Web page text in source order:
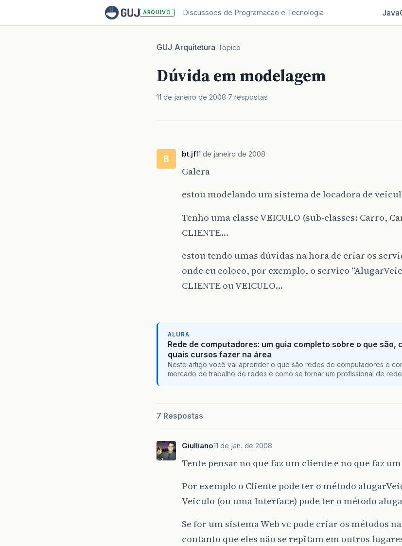
ARQUIVO Discussoes de Programacao e Tecnologia Java
GUJ/Arquitetura/Topico
Dúvida em modelagem
11 de janeiro de 2008 7 respostas
B bt.jf11 de janeiro de 2008
Galera
estou modelando um sistema de locadora de
Tenho uma classe VEICULO (sub-classes: Carro,
CLIENTE…
estou tendo umas dúvidas na hora de criar os
onde eu coloco, por exemplo, o servico
CLIENTE ou VEICULO…
ALURA
Rede de computadores: um guia completo sobre o que são,
quais cursos fazer na área
Neste artigo você vai aprender o que são redes de computadores e
mercado de trabalho de redes e como se tornar um profissional de
7 Respostas
Giulliano11 de jan. de 2008
Tente pensar no que faz um cliente e no que faz
Por exemplo o Cliente pode ter o método
Veiculo (ou uma Interface) pode ter o método
Se for um sistema Web vc pode criar os métodos
contanto que eles não se repitam em outros